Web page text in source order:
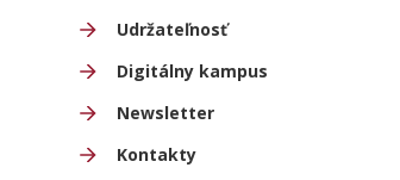
Udržateľnosť
Digitálny kampus
Newsletter
Kontakty